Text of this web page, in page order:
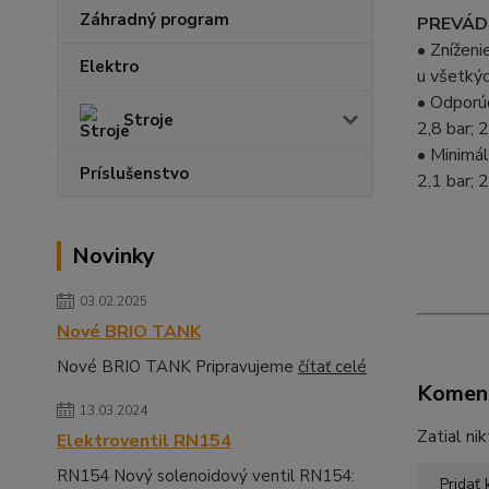
Záhradný program
Elektro
Stroje
Príslušenstvo
Novinky
03.02.2025
Nové BRIO TANK
Nové BRIO TANK Pripravujeme čítať celé
13.03.2024
Elektroventil RN154
RN154 Nový solenoidový ventil RN154:
•
u
•
2,8 bar;
•
2,1 bar;
Zatial
Pridať